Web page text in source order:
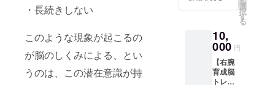
・長続きしない
このような現象が起こるの
が脳のしくみによる、とい
うのは、この潜在意識が持
フルコミッ
業：売上
300%アップ
個人事業
間は
2022年
4月から
1年間で
す。
ん。
※2022
ら1年間
有効で
版で
はオン
ライン
にてマ
ンツー
マンで
選
択
す
る
10,
000 円
【右腕
育成脳
トレー